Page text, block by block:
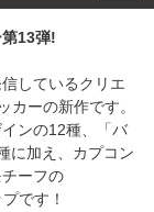
13弾!
しているクリエ
カーの新作です。
ンの12種、「バ
に加え、カプコン
ーフの
です！